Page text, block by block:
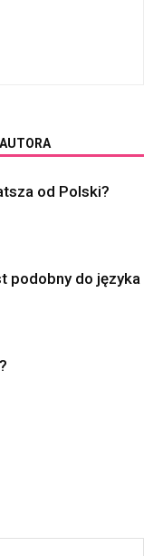
od Polski?
podobny do języka